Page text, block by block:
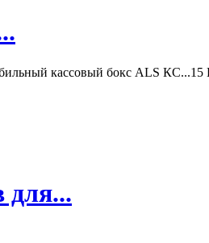
кассовый бокс ALS КС...15